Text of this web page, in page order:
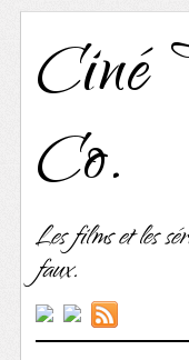
Ciné
Co.
Les films et les
faux.